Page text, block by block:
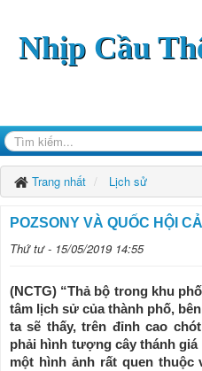
Nhịp Cầu
Trang nhất Lịch sử
POZSONY VÀ QUỐC HỘI
Thứ tư - 15/05/2019 14:55
(NCTG) “Thả bộ trong khu
tâm lịch sử của thành phố,
ta sẽ thấy, trên đỉnh cao
phải hình tượng cây thánh
một hình ảnh rất quen